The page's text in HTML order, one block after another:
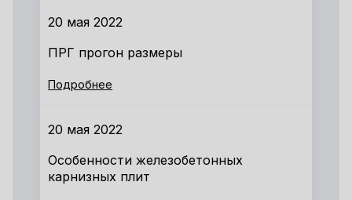
20 мая 2022
ПРГ прогон размеры
Подробнее
20 мая 2022
Особенности железобетонных
карнизных плит